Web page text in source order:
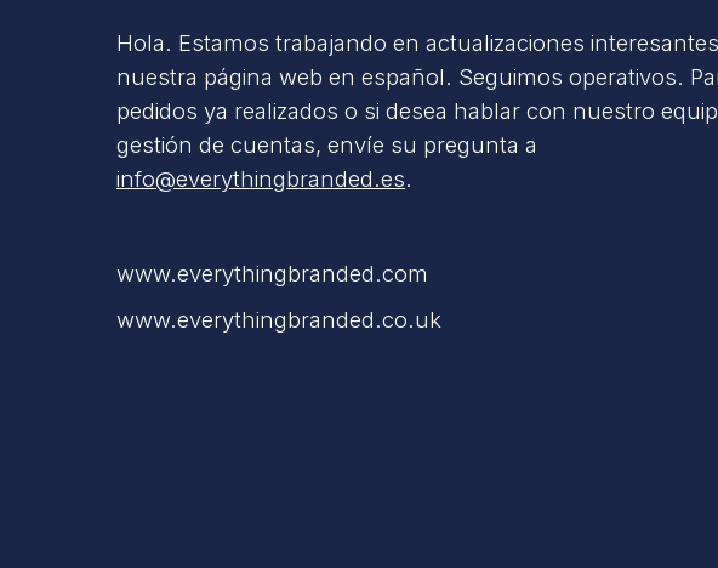
Hola. Estamos trabajando en actualizaciones
nuestra página web en español. Seguimos operativos.
pedidos ya realizados o si desea hablar con nuestro
gestión de cuentas, envíe su pregunta a
info@everythingbranded.es.
www.everythingbranded.com
www.everythingbranded.co.uk